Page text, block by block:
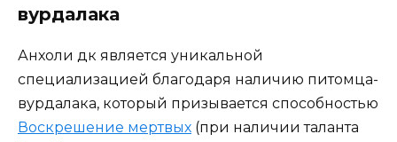
вурдалака
Анхоли дк является уникальной
специализацией благодаря наличию питомца-
вурдалака, который призывается способностью
Воскрешение мертвых (при наличии таланта